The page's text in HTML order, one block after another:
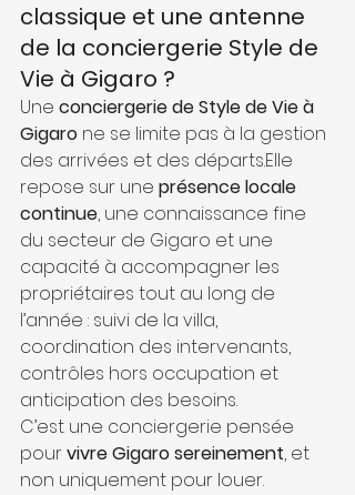
classique et une antenne
de la conciergerie Style de
Vie à Gigaro ?
Une conciergerie de Style de Vie à
Gigaro ne se limite pas à la gestion
des arrivées et des départs.Elle
repose sur une présence locale
continue, une connaissance fine
du secteur de Gigaro et une
capacité à accompagner les
propriétaires tout au long de
l’année : suivi de la villa,
coordination des intervenants,
contrôles hors occupation et
anticipation des besoins.
C’est une conciergerie pensée
pour vivre Gigaro sereinement, et
non uniquement pour louer.